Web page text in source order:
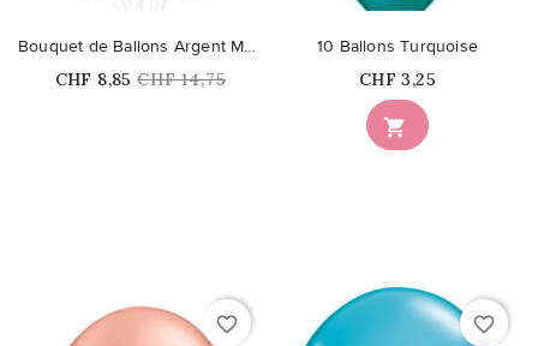
Bouquet de Ballons Argent Meri Meri
Prix
CHF 8,85 Prix
CHF 14,75

10 Ballons Turquoise
Prix
CHF 3,25
favorite_border favorite_border